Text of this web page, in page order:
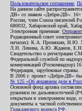
Пользовательское соглашение
На данном сайте
ДВ» со знаком «Дебри-ДВ».
России, член Союза писателей
680032, Хабаровский край,
Электронная приемная:
Редакционный совет
началах): К.А. Пронякин,
Л.Н. Левина, А.Ю. Жданов,
Свидетельство о регистрации
Федеральной службой по
коммуникаций (Роскомнадзор)
Федерация, зарубежные страны.
В 2006 г. проект «Дебри-ДВ»
№ 125 «Об архивном деле в
Основной фонд архива
рукописи по дальневосточной
открытым в электронном виде,
документы к частной
Гражданского кодекса РФ